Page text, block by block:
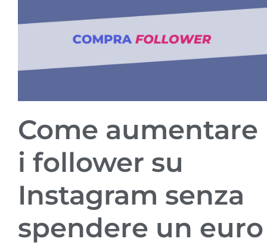
Come aumentare
i follower su
Instagram senza
spendere un euro